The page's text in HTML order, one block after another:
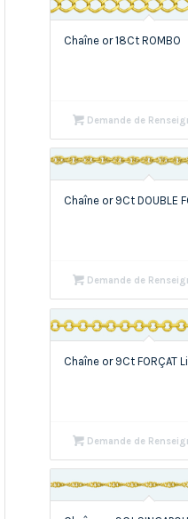
Chaîne or 18Ct ROMBO
Demande de
Chaîne or 9Ct DOUBLE
Demande de
Chaîne or 9Ct FORÇAT
Demande de